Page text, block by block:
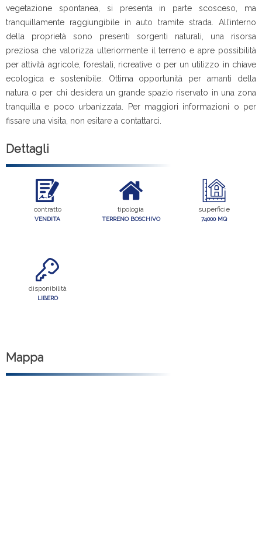
vegetazione spontanea, si presenta in parte scosceso, ma
tranquillamente raggiungibile in auto tramite strada. All’interno
della proprietà sono presenti sorgenti naturali, una risorsa
preziosa che valorizza ulteriormente il terreno e apre possibilità
per attività agricole, forestali, ricreative o per un utilizzo in chiave
ecologica e sostenibile. Ottima opportunità per amanti della
natura o per chi desidera un grande spazio riservato in una zona
tranquilla e poco urbanizzata. Per maggiori informazioni o per
fissare una visita, non esitare a contattarci.
Dettagli
contratto
VENDITA
tipologia
TERRENO BOSCHIVO
superficie
74000 MQ
disponibilità
LIBERO
Mappa